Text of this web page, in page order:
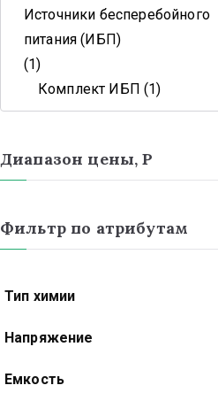
Источники бесперебойного
питания (ИБП)
1
Комплект ИБП 1
Диапазон цены, Р
Фильтр по атрибутам
Тип химии
LiFePO4
Напряжение
Емкость